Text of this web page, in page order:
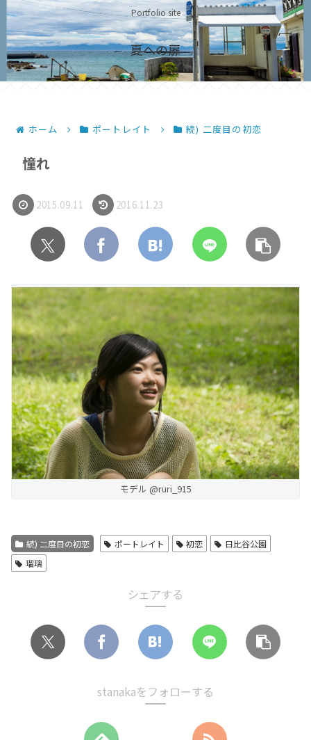
Portfolio site
夏への扉
ホーム ポートレイト 続) 二度目の初恋
憧れ
2015.09.11 2016.11.23
モデル @ruri_915
続) 二度目の初恋 ポートレイト 初恋
日比谷公園
瑠璃
シェアする
stanakaをフォローする